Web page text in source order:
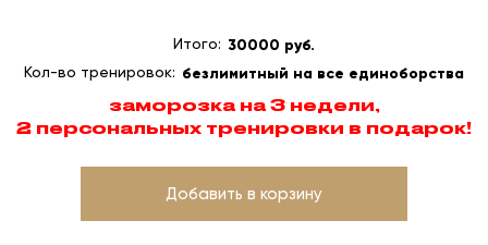
Итого: 30000 руб.
Кол-во тренировок: безлимитный на все единоборства
заморозка на 3 недели,
2 персональных тренировки в подарок!
Добавить в корзину